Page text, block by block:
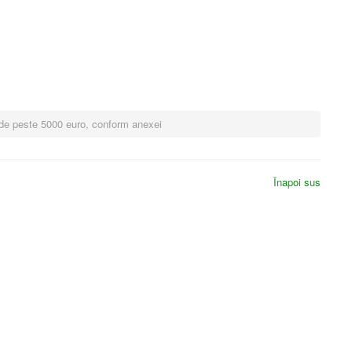
peste 5000 euro, conform anexei
Înapoi sus